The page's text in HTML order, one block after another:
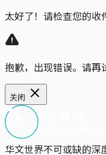
太好了！请检查您的收
抱歉，出现错误。请再
关闭
华文世界不可或缺的深